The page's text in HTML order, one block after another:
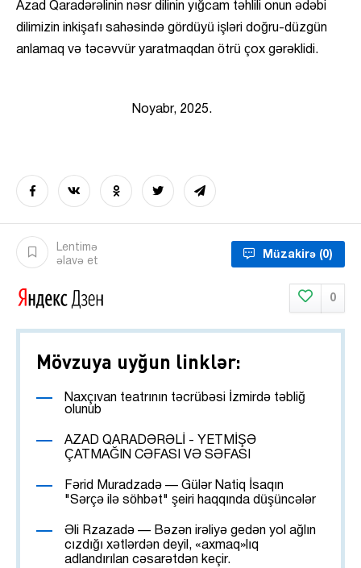
Azad Qaradərəlinin nəsr dilinin yığcam təhlili onun ədəbi
dilimizin inkişafı sahəsində gördüyü işləri doğru-düzgün
anlamaq və təcəvvür yaratmaqdan ötrü çox gərəklidi.
Noyabr, 2025.
Lentimə
əlavə et
Müzakirə (0)
0
Mövzuya uyğun linklər:
Naxçıvan teatrının təcrübəsi İzmirdə təbliğ
olunub
AZAD QARADƏRƏLİ - YETMİŞƏ
ÇATMAĞIN CƏFASI VƏ SƏFASI
Fərid Muradzadə — Gülər Natiq İsaqın
"Sərçə ilə söhbət" şeiri haqqında düşüncələr
Əli Rzazadə — Bəzən irəliyə gedən yol ağlın
cızdığı xətlərdən deyil, «axmaq»lıq
adlandırılan cəsarətdən keçir.